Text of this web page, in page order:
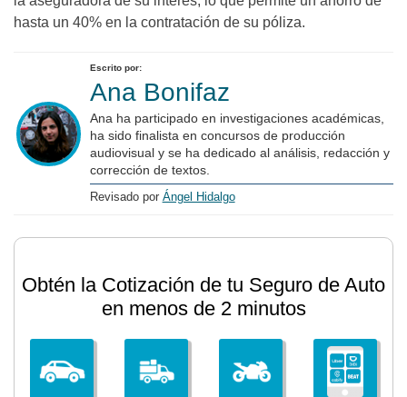
hasta un 40% en la contratación de su póliza.
Escrito por:
Ana Bonifaz
Ana ha participado en investigaciones académicas,
ha sido finalista en concursos de producción
audiovisual y se ha dedicado al análisis, redacción y
corrección de textos.
Revisado por Ángel Hidalgo
Obtén la Cotización de tu Seguro de Auto
en menos de 2 minutos